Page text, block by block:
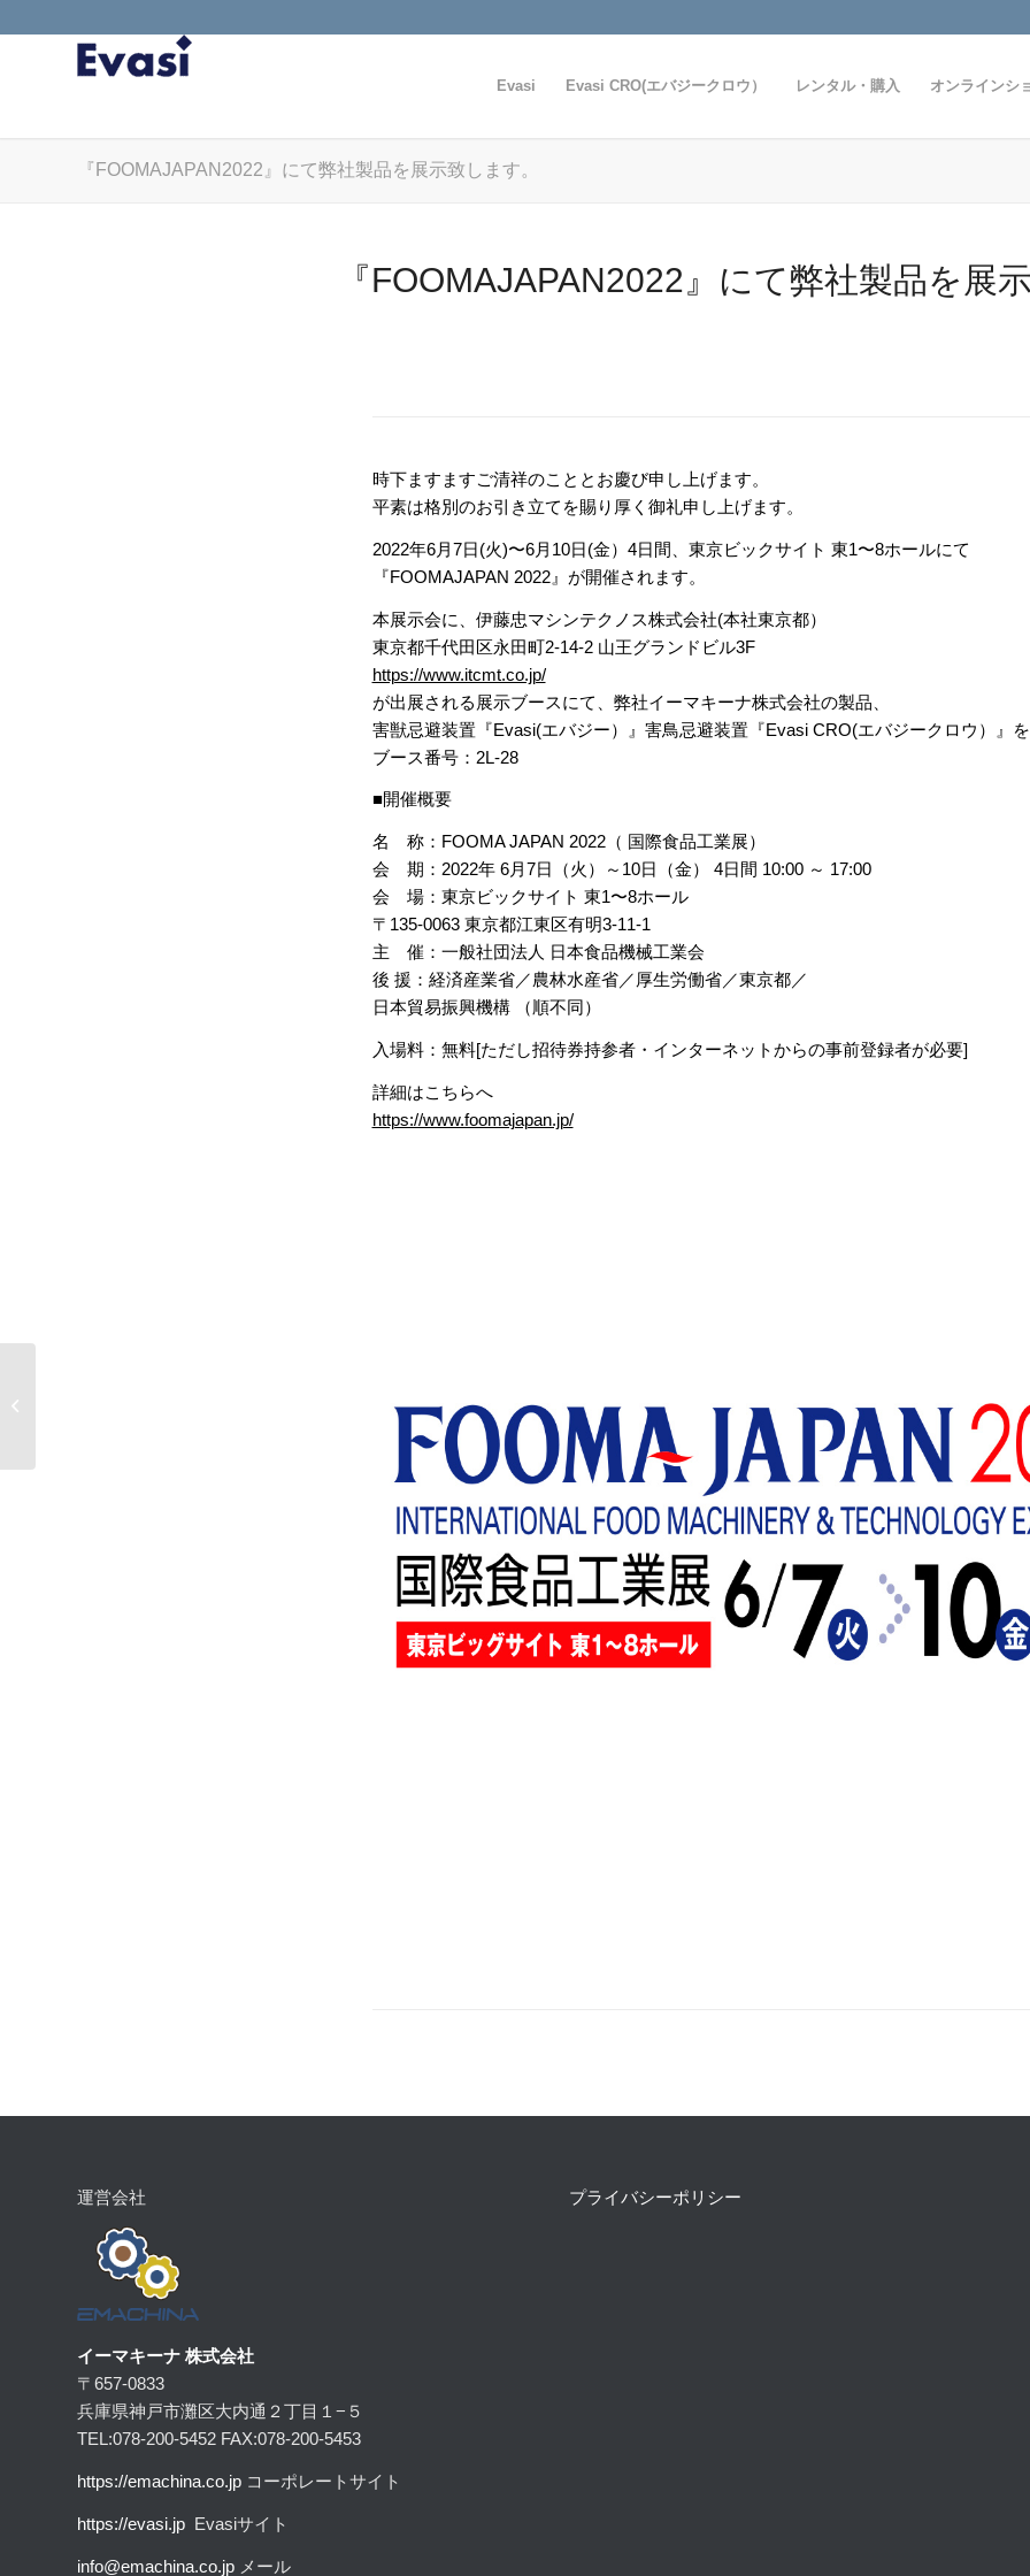
Evasi Evasi CRO(エバジークロウ） レンタル・購入 オンラインシ
『FOOMAJAPAN2022』にて弊社製品を展示致します。
『FOOMAJAPAN2022』にて弊社製品を展
時下ますますご清祥のこととお慶び申し上げます。
平素は格別のお引き立てを賜り厚く御礼申し上げます。
2022年6月7日(火)〜6月10日(金）4日間、東京ビックサイト 東1〜8ホールにて
『FOOMAJAPAN 2022』が開催されます。
本展示会に、伊藤忠マシンテクノス株式会社(本社東京都）
東京都千代田区永田町2-14-2 山王グランドビル3F
https://www.itcmt.co.jp/
が出展される展示ブースにて、弊社イーマキーナ株式会社の製品、
害獣忌避装置『Evasi(エバジー）』害鳥忌避装置『Evasi CRO(エバジークロウ）』を
ブース番号：2L-28
■開催概要
名 称：FOOMA JAPAN 2022（ 国際食品工業展）
会 期：2022年 6月7日（火）～10日（金） 4日間 10:00 ～ 17:00
会 場：東京ビックサイト 東1〜8ホール
〒135-0063 東京都江東区有明3-11-1
主 催：一般社団法人 日本食品機械工業会
後 援：経済産業省／農林水産省／厚生労働省／東京都／
日本貿易振興機構 （順不同）
入場料：無料[ただし招待券持参者・インターネットからの事前登録者が必要]
詳細はこちらへ
https://www.foomajapan.jp/
運営会社
イーマキーナ 株式会社
〒657-0833
兵庫県神戸市灘区大内通２丁目１−５
TEL:078-200-5452 FAX:078-200-5453
https://emachina.co.jp コーポレートサイト
https://evasi.jp Evasiサイト
info@emachina.co.jp メール
プライバシーポリシー